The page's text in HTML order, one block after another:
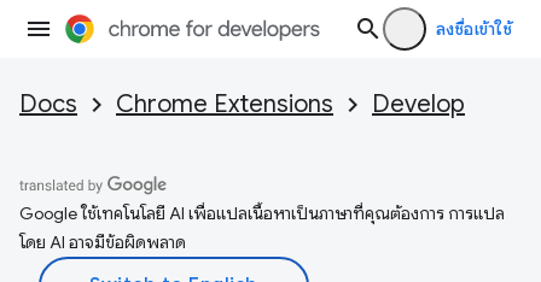
ลงชื่อเข้าใช้
Docs Chrome Extensions Develop
Google ใช้เทคโนโลยี AI เพื่อแปลเนื้อหาเป็นภาษาที่คุณต้องการ การแปล
โดย AI อาจมีข้อผิดพลาด